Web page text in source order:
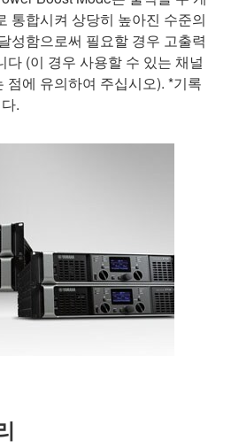
통합시켜 상당히 높아진 수준의
성함으로써 필요할 경우 고출력
다 (이 경우 사용할 수 있는 채널
점에 유의하여 주십시오). *기록
.